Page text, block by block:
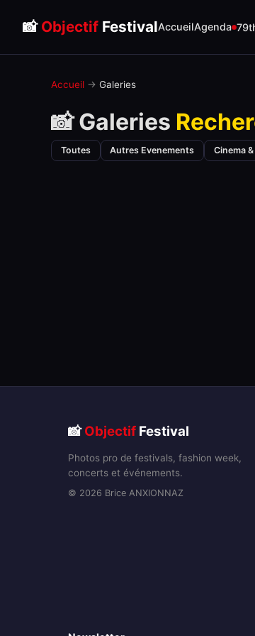
📸 Objectif FestivalAccueilAgenda
Accueil → Galeries
📸 Galeries
Toutes Autres Evenements Cinema
📸Objectif Festival
Photos pro de festivals, fashion week,
concerts et événements.
© 2026 Brice ANXIONNAZ